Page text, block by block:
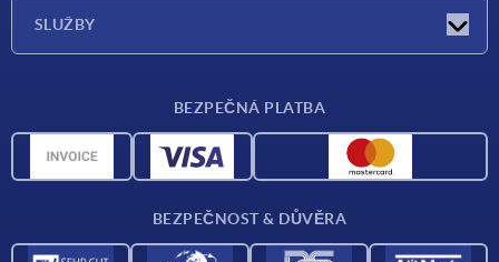
SLUŽBY
CAD data
BEZPEČNÁ PLATBA
BEZPEČNOST & DŮVĚRA